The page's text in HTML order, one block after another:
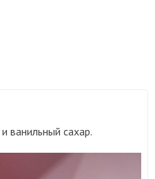
ванильный сахар.